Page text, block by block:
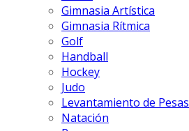
Gimnasia Artística
Gimnasia Rítmica
Golf
Handball
Hockey
Judo
Levantamiento de Pesas
Natación